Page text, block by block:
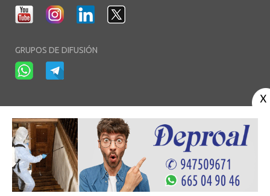
GRUPOS DE DIFUSIÓN
Aviso Legal-Política de Privacidad- Política de Cookies-Área privada
© Copyright 2003 - 2026. diariodelaribera.net ®. Desarrollo porMultimedia